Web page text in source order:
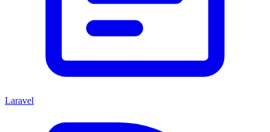
Laravel